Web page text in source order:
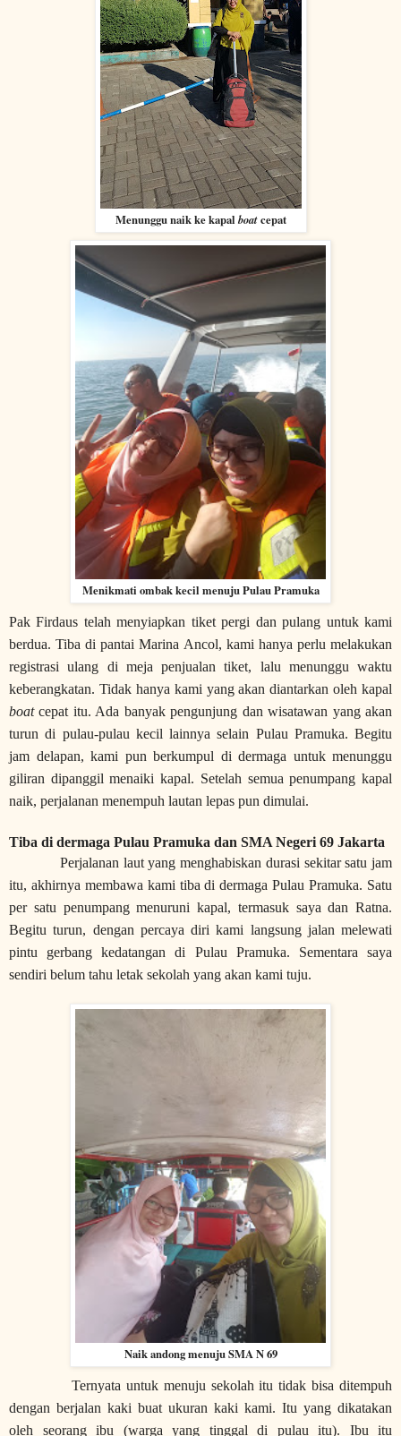
Menunggu naik ke kapal boatcepat
Menikmati ombak kecil menuju Pulau Pramuka
Pak Firdaus telah menyiapkan tiket pergi dan pulang untuk kami
berdua. Tiba di pantai Marina Ancol, kami hanya perlu melakukan
registrasi ulang di meja penjualan tiket, lalu menunggu waktu
keberangkatan. Tidak hanya kami yang akan diantarkan oleh kapal
boatcepat itu. Ada banyak pengunjung dan wisatawan yang akan
turun di pulau-pulau kecil lainnya selain Pulau Pramuka. Begitu
jam delapan, kami pun berkumpul di dermaga untuk menunggu
giliran dipanggil menaiki kapal. Setelah semua penumpang kapal
naik, perjalanan menempuh lautan lepas pun dimulai.
Tiba di dermaga Pulau Pramuka dan SMA Negeri 69 Jakarta
Perjalanan laut yang menghabiskan durasi sekitar satu jam
itu, akhirnya membawa kami tiba di dermaga Pulau Pramuka. Satu
per satu penumpang menuruni kapal, termasuk saya dan Ratna.
Begitu turun, dengan percaya diri kami langsung jalan melewati
pintu gerbang kedatangan di Pulau Pramuka. Sementara saya
sendiri belum tahu letak sekolah yang akan kami tuju.
Naik andong menuju SMA N 69
Ternyata untuk menuju sekolah itu tidak bisa ditempuh
dengan berjalan kaki buat ukuran kaki kami. Itu yang dikatakan
oleh
seorangibu (warga yang tinggal di pulau itu). Ibu itu